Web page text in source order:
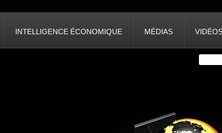
INTELLIGENCE ÉCONOMIQUE MÉDIAS